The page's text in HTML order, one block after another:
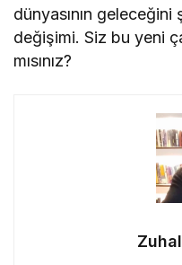
dünyasının
değişimi. Siz bu yeni
mısınız?